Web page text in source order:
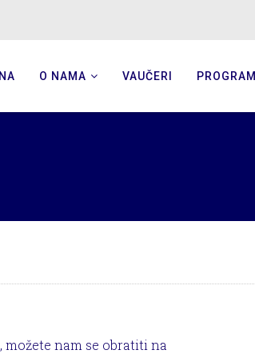
O NAMA VAUČERI PROGRAMI
nam se obratiti na